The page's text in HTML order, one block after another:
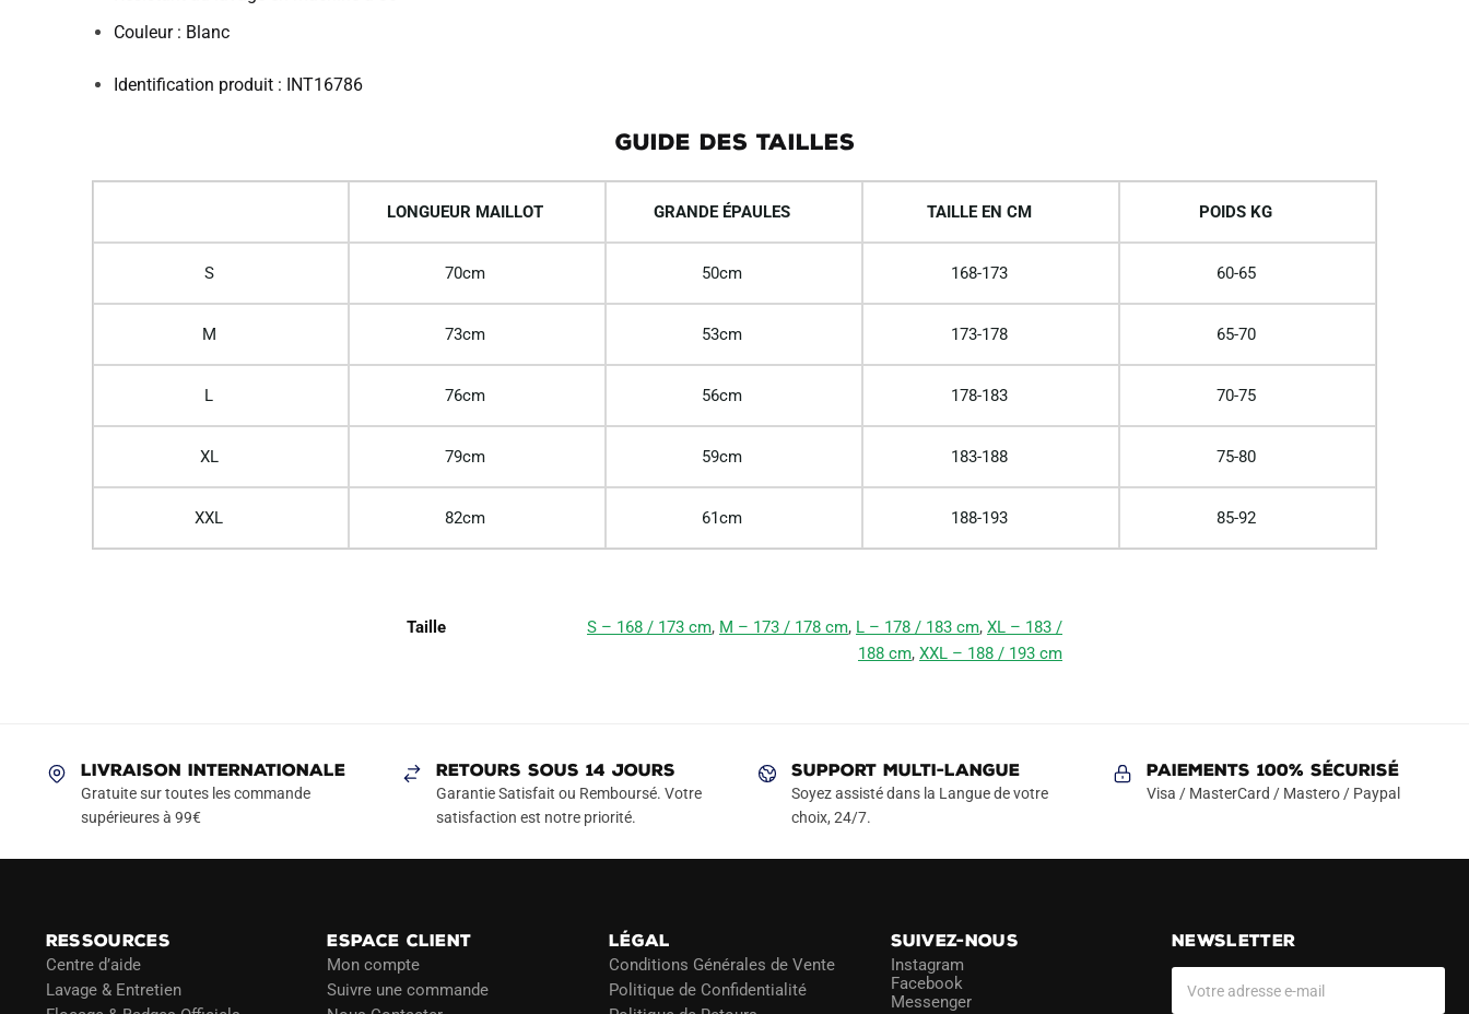
Couleur : Blanc
Identification produit : INT16786
GUIDE DES TAILLES
LONGUEUR MAILLOT GRANDE ÉPAULES TAILLE EN CM POIDS KG
S 70cm 50cm 168-173 60-65
M 73cm 53cm 173-178 65-70
L 76cm 56cm 178-183 70-75
XL 79cm 59cm 183-188 75-80
XXL 82cm 61cm 188-193 85-92
Taille S – 168 / 173 cm, M – 173 / 178 cm, L – 178 / 183 cm, XL – 183 /
188 cm, XXL – 188 / 193 cm
LIVRAISON INTERNATIONALE
Gratuite sur toutes les commande
supérieures à 99€
RETOURS SOUS 14 JOURS
Garantie Satisfait ou Remboursé. Votre
satisfaction est notre priorité.
SUPPORT MULTI-LANGUE
Soyez assisté dans la Langue de votre
choix, 24/7.
Paiements 100% Sécurisé
Visa / MasterCard / Mastero / Paypal
RESSOURCES
Centre d’aide
Lavage & Entretien
ESPACE CLIENT
Mon compte
Suivre une commande
LÉGAL
Conditions Générales de Vente
Politique de Confidentialité
SUIVEZ-NOUS
Instagram
Facebook
Messenger
NEWSLETTER